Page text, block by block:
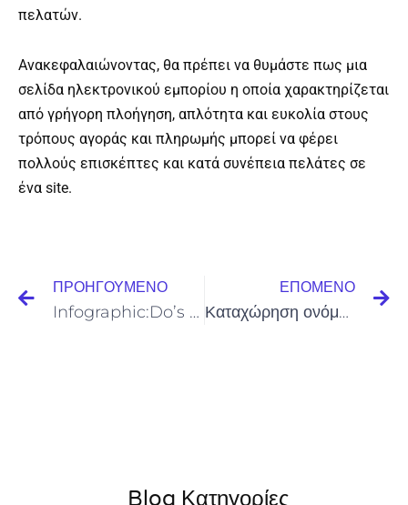
πελατών.
Ανακεφαλαιώνοντας, θα πρέπει να θυμάστε πως μια
σελίδα ηλεκτρονικού εμπορίου η οποία χαρακτηρίζεται
από γρήγορη πλοήγηση, απλότητα και ευκολία στους
τρόπους αγοράς και πληρωμής μπορεί να φέρει
πολλούς επισκέπτες και κατά συνέπεια πελάτες σε
ένα site.
ΠΡΟΗΓΟΎΜΕΝΟ
Infographic:Do’s and Don’ts of Social Media for Business
ΕΠΌΜΕΝΟ
Καταχώρηση ονόματος στο internet
Blog Κατηγορίες